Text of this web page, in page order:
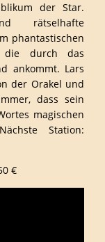
der Star.
rätselhafte
phantastischen
durch das
ankommt. Lars
der Orakel und
dass sein
magischen
Station:
€